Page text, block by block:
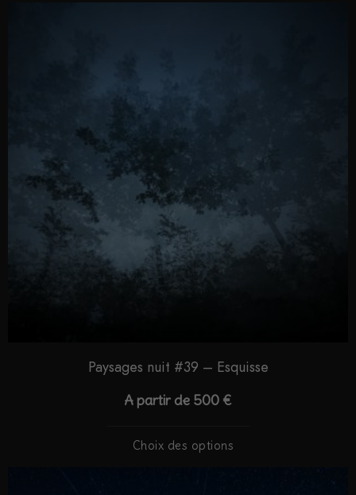
Paysages nuit #39 – Esquisse
A partir de 500 €
Choix des options